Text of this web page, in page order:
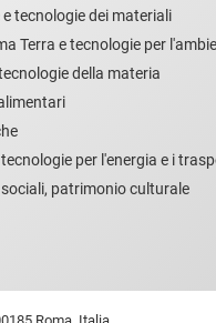
tecnologie dei materiali
Terra e tecnologie per
della materia
per l'energia e i
sociali, patrimonio culturale